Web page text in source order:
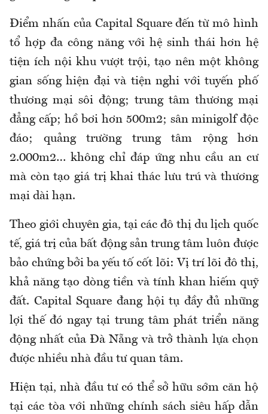
Điểm nhấn của Capital Square đến từ mô hình
tổ hợp đa công năng với hệ sinh thái hơn hệ
tiện ích nội khu vượt trội, tạo nên một không
gian sống hiện đại và tiện nghi với tuyến phố
thương mại sôi động; trung tâm thương mại
đẳng cấp; hồ bơi hơn 500m2; sân minigolf độc
đáo; quảng trường trung tâm rộng hơn
2.000m2… không chỉ đáp ứng nhu cầu an cư
mà còn tạo giá trị khai thác lưu trú và thương
mại dài hạn.
Theo giới chuyên gia, tại các đô thị du lịch quốc
tế, giá trị của bất động sản trung tâm luôn được
bảo chứng bởi ba yếu tố cốt lõi: Vị trí lõi đô thị,
khả năng tạo dòng tiền và tính khan hiếm quỹ
đất. Capital Square đang hội tụ đầy đủ những
lợi thế đó ngay tại trung tâm phát triển năng
động nhất của Đà Nẵng và trở thành lựa chọn
được nhiều nhà đầu tư quan tâm.
Hiện tại, nhà đầu tư có thể sở hữu sớm căn hộ
tại các tòa với những chính sách siêu hấp dẫn